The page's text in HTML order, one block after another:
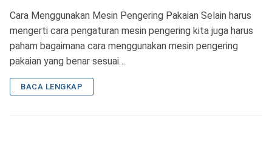
Cara Menggunakan Mesin Pengering Pakaian Selain harus
mengerti cara pengaturan mesin pengering kita juga harus
paham bagaimana cara menggunakan mesin pengering
pakaian yang benar sesuai…
BACA LENGKAP